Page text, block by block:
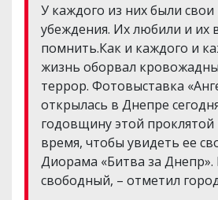
У каждого из них были
убеждения. Их любили и их
помнить.Как и каждого и
жизнь оборвал
террор. Фотовыставка
открылась в Днепре
годовщину этой
время, чтобы увидеть ее
Диорама «Битва за Днепр».
свободный, – отметил